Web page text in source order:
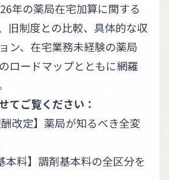
年の薬局在宅加算に関する
旧制度との比較、具体的な収
ン、在宅業務未経験の薬局
ロードマップとともに網羅
てご覧ください：
酬改定】薬局が知るべき全変
本料】調剤基本料の全区分を